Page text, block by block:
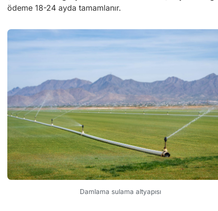
ödeme 18-24 ayda tamamlanır.
Damlama sulama altyapısı